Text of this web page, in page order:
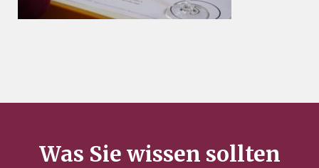
Was Sie wissen sollten